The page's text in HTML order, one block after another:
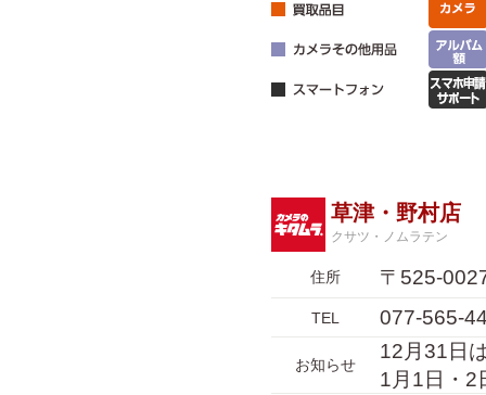
草津・野村店
クサツ・ノムラテン
住所 〒525-
TEL 077-565-
お知らせ
12月31日
1月1日・2